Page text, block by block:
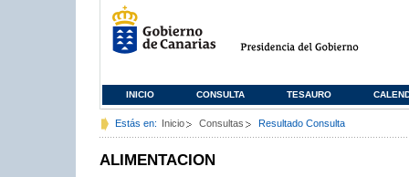
INICIO CONSULTA TESAURO
Estás en: Inicio Consultas Resultado Consulta
ALIMENTACION